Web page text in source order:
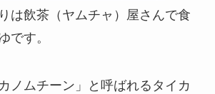
は飲茶（ヤムチャ）屋さんで食
です。
ノムチーン」と呼ばれるタイカ